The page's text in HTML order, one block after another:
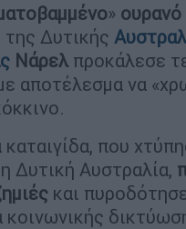
» ουρανό
της Δυτικής
Νάρελ προκάλεσε
αποτέλεσμα να
που
Δυτική Αυστραλία,
και
κοινωνικής